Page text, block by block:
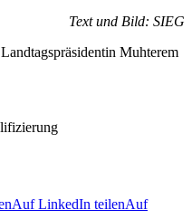
Text und Bild: SIEG
Muhterem
Auf LinkedIn teilenAuf